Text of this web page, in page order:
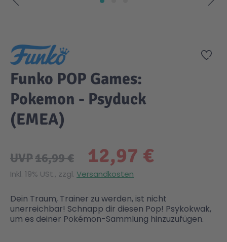
Zur
Funko POP Games:
Pokemon - Psyduck
(EMEA)
12,97 €
UVP16,99 €
Inkl. 19% USt., zzgl. Versandkosten
Dein Traum, Trainer zu werden, ist nicht
unerreichbar! Schnapp dir diesen Pop! Psykokwak,
um es deiner Pokémon-Sammlung hinzuzufügen.